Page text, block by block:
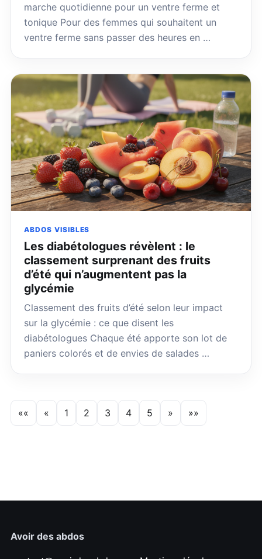
marche quotidienne pour un ventre ferme et
tonique Pour des femmes qui souhaitent un
ventre ferme sans passer des heures en …
ABDOS VISIBLES
Les diabétologues révèlent : le
classement surprenant des fruits
d’été qui n’augmentent pas la
glycémie
Classement des fruits d’été selon leur impact
sur la glycémie : ce que disent les
diabétologues Chaque été apporte son lot de
paniers colorés et de envies de salades …
«« « 1 2 3 4 5 » »»
Avoir des abdos